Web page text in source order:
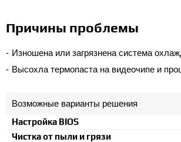
Причины проблемы
Изношена или загрязнена система
Высохла термопаста на видеочипе и
Возможные варианты решения
Настройка BIOS
Чистка от пыли и грязи